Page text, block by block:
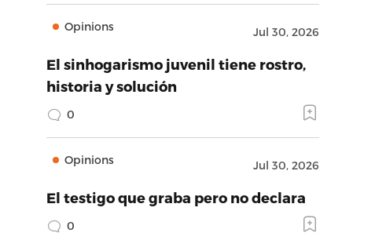
Opinions Jul 30, 2026
El sinhogarismo juvenil tiene rostro,
historia y solución
0
Opinions Jul 30, 2026
El testigo que graba pero no declara
0